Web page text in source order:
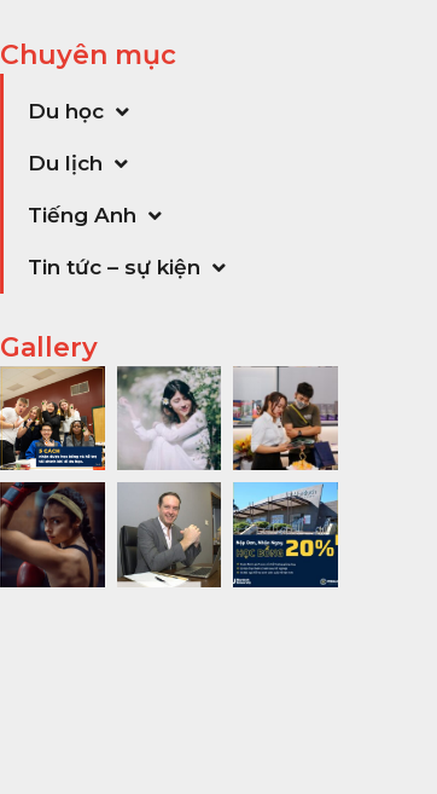
Chuyên mục
Du học
Du lịch
Tiếng Anh
Tin tức – sự kiện
Gallery